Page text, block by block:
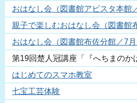
おはなし会（図書館アビスタ本館
親子で楽しむおはなし会（図書館
おはなし会（図書館布佐分館／7月
第19回楚人冠講座「『へちまのか
はじめてのスマホ教室
七宝工芸体験